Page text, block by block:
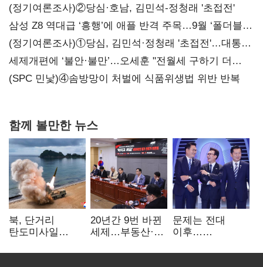
(정기여론조사)②당심·호남, 김민석-정청래 '초접전'
삼성 Z8 역대급 ‘흥행’에 애플 반격 주목…9월 ‘폴더블
대전’
(정기여론조사)①당심, 김민석·정청래 '초접전'…대통령
지지도 '50% 아래로'(종합)
세제개편에 ‘불안·불만’…오세훈 "전월세 구하기 더
힘들어질 것"
(SPC 민낯)④솜방망이 처벌에 식품위생법 위반 반복
함께 볼만한 뉴스
북, 단거리
탄도미사일
"즉각 중단 촉구"
20년간 9번 바뀐
세제…부동산·
건드렸다
문제는 전대
이후…
뒤집힐 땐